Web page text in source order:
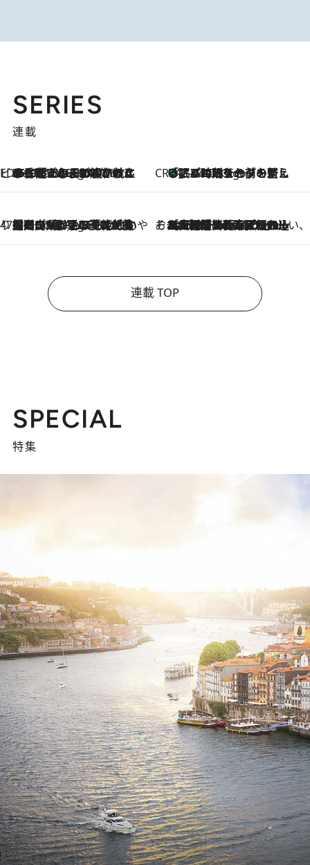
SERIES
連載
ビューティいいもの集め EDITORS' BEST
2 Hours Ago
35℃超えの日の夜、枕にひと吹き！ BAUMのルームスプレーが、ひのきの香りで心まで解きほぐす CREA'S CHOICE
2 Hours Ago
「眠る時刻をセットする」——眠りの前を整える、バルミューダの新しいアプローチ
47都道府県の手みやげ ひんやりスイーツで夏を満喫
2 Hours Ago
【岡山県】この夏絶対食べたい 冷やしておいしいおやつ3選 フルーツが主役のプリンやアイスが勢揃い そおだよおこの関西おいしい、おやつ紀行
2026.8.9
［大阪府箕面市］一皿一皿目の前で仕上げられる、料理を巧みに組み込んだアシェットデセールコース「ミチル アシェット デセール（Michiru assiette dessert）」
連載 TOP
SPECIAL
特集